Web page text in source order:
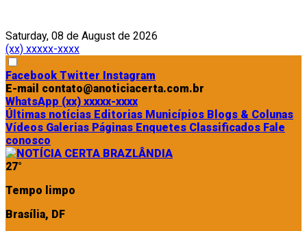
Saturday, 08 de August de 2026
(xx) xxxxx-xxxx
Facebook Twitter Instagram
E-mail contato@anoticiacerta.com.br
WhatsApp (xx) xxxxx-xxxx
Últimas notícias Editorias Municípios Blogs & Colunas
Vídeos Galerias Páginas Enquetes Classificados Fale
conosco
27°
Tempo limpo
Brasília, DF